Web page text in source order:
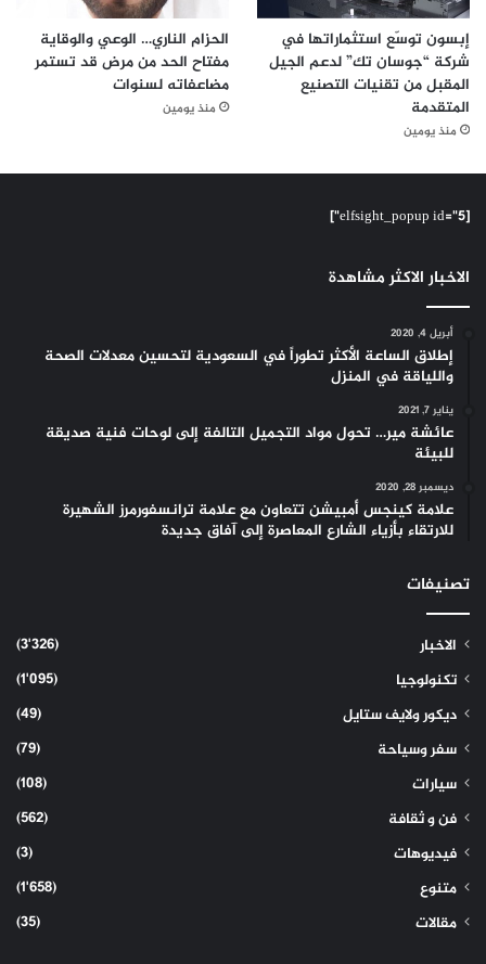
إبسون توسّع استثماراتها في
شركة “جوسان تك” لدعم الجيل
المقبل من تقنيات التصنيع
المتقدمة
منذ يومين
الحزام الناري… الوعي والوقاية
مفتاح الحد من مرض قد تستمر
مضاعفاته لسنوات
منذ يومين
[elfsight_popup id="5"]
الاخبار الاكثر مشاهدة
أبريل 4, 2020
إطلاق الساعة الأكثر تطوراً في السعودية لتحسين معدلات الصحة
واللياقة في المنزل
يناير 7, 2021
عائشة مير… تحول مواد التجميل التالفة إلى لوحات فنية صديقة
للبيئة
ديسمبر 28, 2020
علامة كينجس أمبيشن تتعاون مع علامة ترانسفورمرز الشهيرة
للارتقاء بأزياء الشارع المعاصرة إلى آفاق جديدة
تصنيفات
الاخبار
(3٬326)
تكنولوجيا
(1٬095)
ديكور ولايف ستايل
(49)
سفر وسياحة
(79)
سيارات
(108)
فن و ثقافة
(562)
فيديوهات
(3)
متنوع
(1٬658)
مقالات
(35)